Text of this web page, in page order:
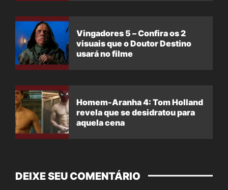
Vingadores 5 – Confira os 2
visuais que o Doutor Destino
usará no filme
Homem-Aranha 4: Tom Holland
revela que se desidratou para
aquela cena
DEIXE SEU COMENTÁRIO